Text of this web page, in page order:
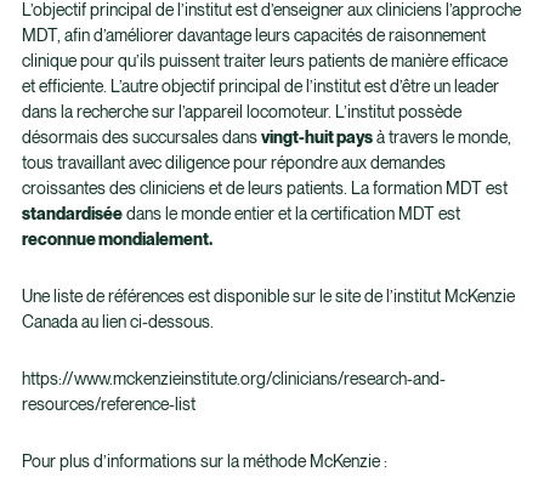
L’objectif principal de l’institut est d’enseigner aux cliniciens l’approche
MDT, afin d’améliorer davantage leurs capacités de raisonnement
clinique pour qu’ils puissent traiter leurs patients de manière efficace
et efficiente. L’autre objectif principal de l’institut est d’être un leader
dans la recherche sur l’appareil locomoteur. L’institut possède
désormais des succursales dans vingt-huit paysà travers le monde,
tous travaillant avec diligence pour répondre aux demandes
croissantes des cliniciens et de leurs patients. La formation MDT est
standardiséedans le monde entier et la certification MDT est
reconnue mondialement.
Une liste de références est disponible sur le site de l’institut McKenzie
Canada au lien ci-dessous.
https://www.mckenzieinstitute.org/clinicians/research-and-
resources/reference-list
Pour plus d’informations sur la méthode McKenzie :